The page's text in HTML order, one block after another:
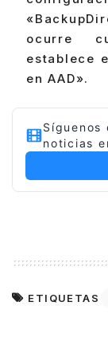
ocurre
establece
en AAD».
Síguenos
noticias
ETIQUETAS